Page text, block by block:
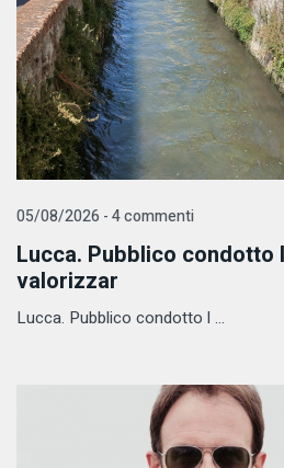
05/08/2026 - 4 commenti
Lucca. Pubblico condotto
valorizzar
Lucca. Pubblico condotto l ...